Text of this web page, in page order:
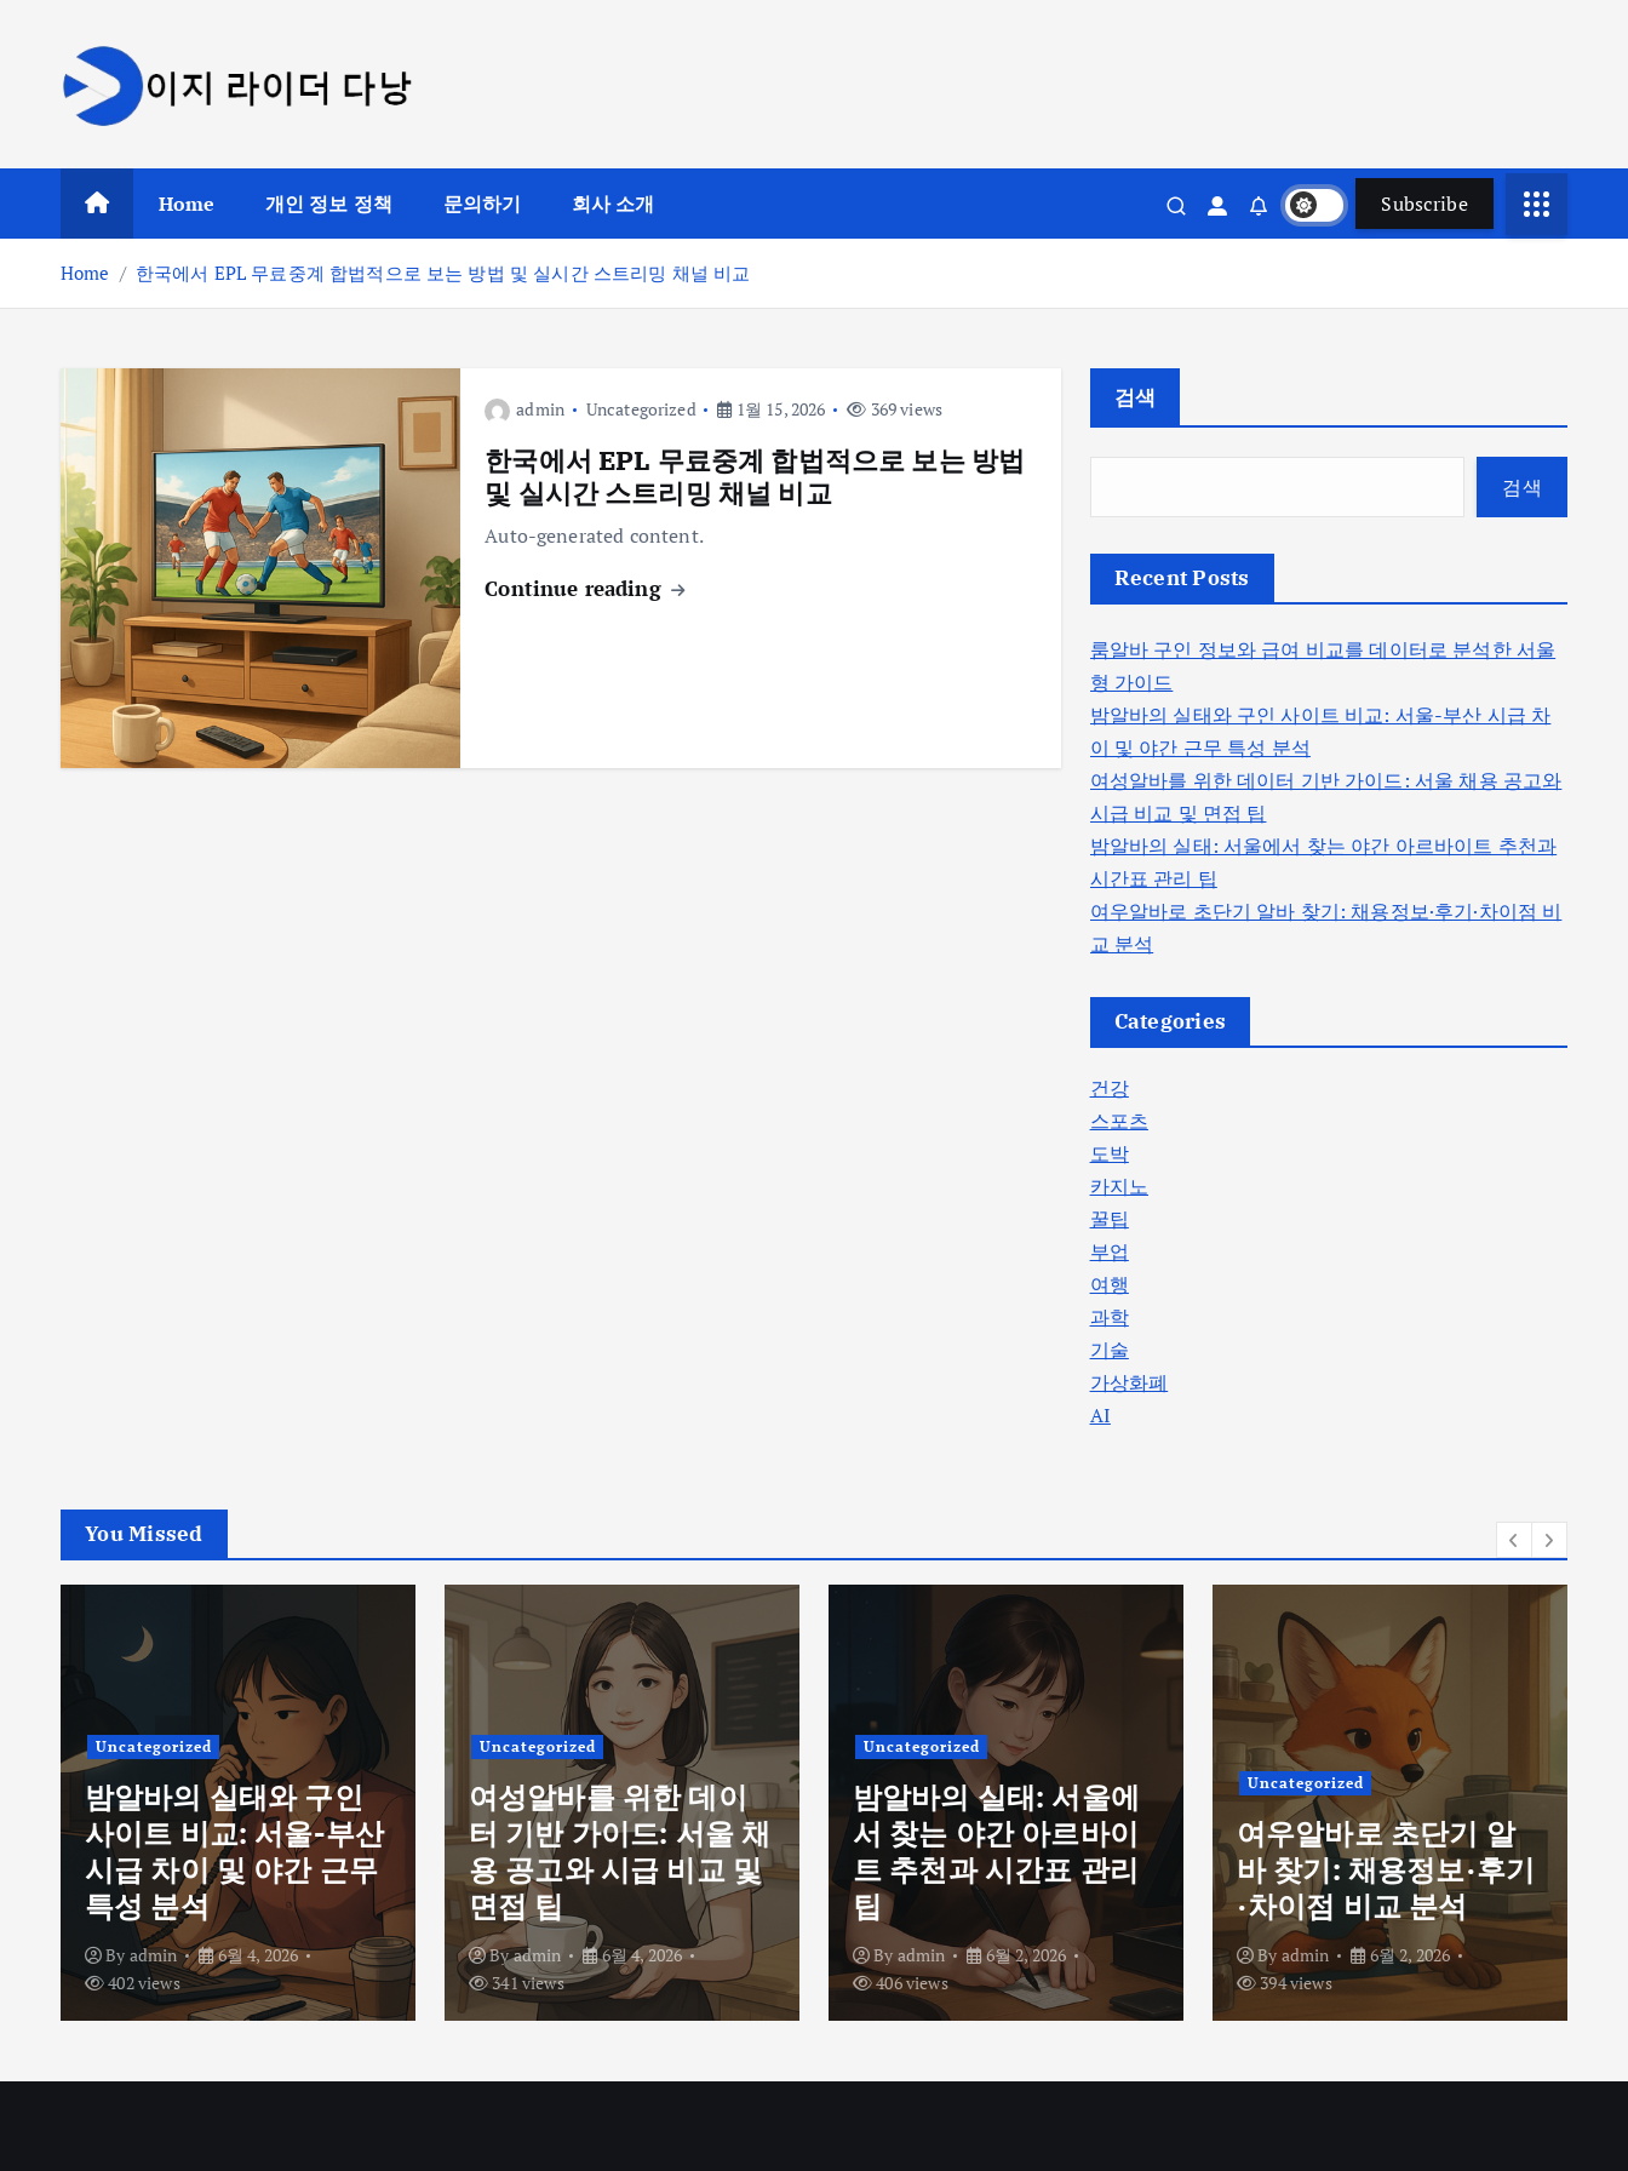
o
t
Home 개인 정보 정책 문의하기 회사 소개 Subscribe
Home 한국에서 EPL 무료중계 합법적으로 보는 방법 및 실시간 스트리밍 채널 비교
admin Uncategorized 1월 15, 2026 369 views
한국에서 EPL 무료중계 합법적으로 보는 방법
및 실시간 스트리밍 채널 비교
Auto-generated content.
Continue reading
검색
검색
Recent Posts
룸알바 구인 정보와 급여 비교를 데이터로 분석한 서울
형 가이드
밤알바의 실태와 구인 사이트 비교: 서울-부산 시급 차
이 및 야간 근무 특성 분석
여성알바를 위한 데이터 기반 가이드: 서울 채용 공고와
시급 비교 및 면접 팁
밤알바의 실태: 서울에서 찾는 야간 아르바이트 추천과
시간표 관리 팁
여우알바로 초단기 알바 찾기: 채용정보·후기·차이점 비
교 분석
Categories
건강
스포츠
도박
카지노
꿀팁
부업
여행
과학
기술
가상화폐
AI
You Missed
Uncategorized
밤알바의 실태와 구인
사이트 비교: 서울-부산
시급 차이 및 야간 근무
특성 분석
By admin
6월 4, 2026
402 views
Uncategorized
여성알바를 위한 데이
터 기반 가이드: 서울 채
용 공고와 시급 비교 및
면접 팁
Byadmin
6월 4, 2026
341 views
Uncategorized
밤알바의 실태: 서울에
서 찾는 야간 아르바이
트 추천과 시간표 관리
팁
By admin
6월 2, 2026
406 views
Uncategorized
여우알바로 초단기 알
바 찾기: 채용정보·후기
·차이점 비교 분석
By admin
6월 2, 2026
394 views